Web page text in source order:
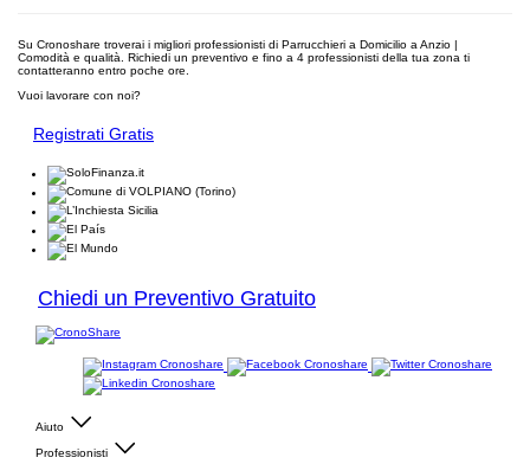
Su Cronoshare troverai i migliori professionisti di Parrucchieri a Domicilio a Anzio |
Comodità e qualità. Richiedi un preventivo e fino a 4 professionisti della tua zona ti
contatteranno entro poche ore.
Vuoi lavorare con noi?
Registrati Gratis
Chiedi un Preventivo Gratuito
Aiuto
Professionisti